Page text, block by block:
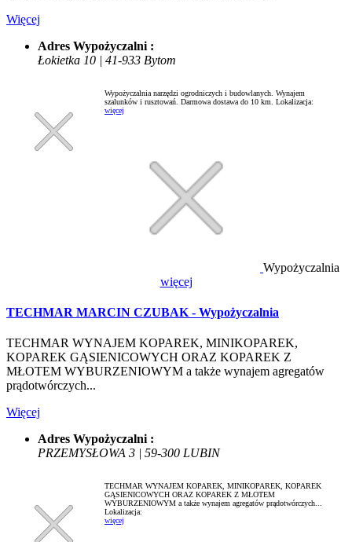
Więcej
Adres Wypożyczalni :
Łokietka 10 | 41-933 Bytom
Wypożyczalnia narzędzi ogrodniczych i budowlanych. Wynajem
szalunków i rusztowań. Darmowa dostawa do 10 km. Lokalizacja:
więcej
Wypożyczalnia
więcej
TECHMAR MARCIN CZUBAK - Wypożyczalnia
TECHMAR WYNAJEM KOPAREK, MINIKOPAREK,
KOPAREK GĄSIENICOWYCH ORAZ KOPAREK Z
MŁOTEM WYBURZENIOWYM a także wynajem agregatów
prądotwórczych...
Więcej
Adres Wypożyczalni :
PRZEMYSŁOWA 3 | 59-300 LUBIN
TECHMAR WYNAJEM KOPAREK, MINIKOPAREK, KOPAREK
GĄSIENICOWYCH ORAZ KOPAREK Z MŁOTEM
WYBURZENIOWYM a także wynajem agregatów prądotwórczych...
Lokalizacja:
więcej